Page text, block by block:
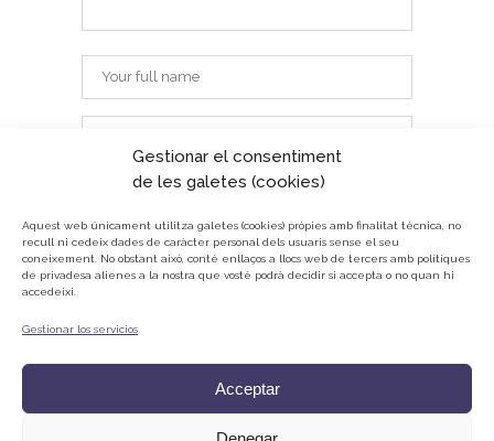
Gestionar el consentiment
de les galetes (cookies)
Aquest web únicament utilitza galetes (cookies) pròpies amb finalitat tècnica, no
recull ni cedeix dades de caràcter personal dels usuaris sense el seu
coneixement.
No obstant això, conté enllaços a llocs web de tercers amb polítiques
de privadesa alienes a la nostra que vostè podrà decidir si accepta o no quan hi
accedeixi.
Gestionar los servicios
Acceptar
Avís Legal